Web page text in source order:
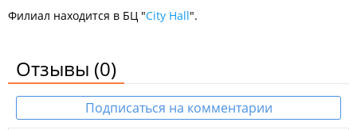
Филиал находится в БЦ "City Hall".
Отзывы (0)
Подписаться на комментарии